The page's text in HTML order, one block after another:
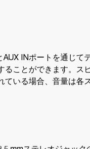
INポートを通じて
ることができます。ス
ている場合、音量は各